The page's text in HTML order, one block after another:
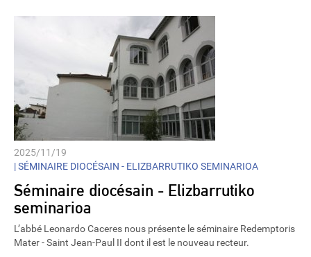
2025/11/19
|SÉMINAIRE DIOCÉSAIN - ELIZBARRUTIKO SEMINARIOA
Séminaire diocésain - Elizbarrutiko
seminarioa
L’abbé Leonardo Caceres nous présente le séminaire Redemptoris
Mater - Saint Jean-Paul II dont il est le nouveau recteur.